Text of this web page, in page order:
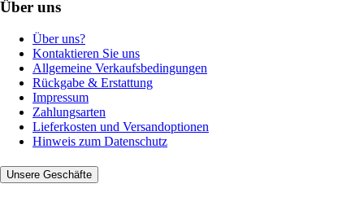
Über uns
Über uns?
Kontaktieren Sie uns
Allgemeine Verkaufsbedingungen
Rückgabe & Erstattung
Impressum
Zahlungsarten
Lieferkosten und Versandoptionen
Hinweis zum Datenschutz
Unsere Geschäfte